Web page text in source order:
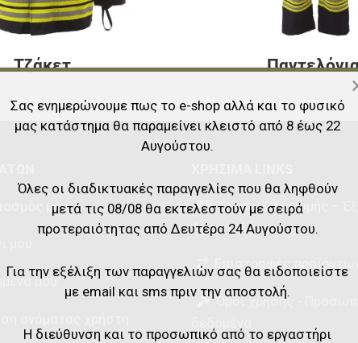
Τζάκετ
μου
μου
μου
ονόματος χρήστη
Τρόποι Πληρωμής –
Αποστολής
Επιστροφές
Όροι χρήσης -
Σας ενημερώνουμε πως το e-shop αλλά και το φυσικό
μας κατάστημα θα παραμείνει κλειστό από 8 έως 22
Αυγούστου.
Όλες οι διαδικτυακές παραγγελίες που θα ληφθούν
μετά τις 08/08 θα εκτελεστούν με σειρά
προτεραιότητας από Δευτέρα 24 Αυγούστου.
Για την εξέλιξη των παραγγελιών σας θα ειδοποιείστε
με email και sms πριν την αποστολή.
Η διεύθυνση και το προσωπικό από το εργαστήρι